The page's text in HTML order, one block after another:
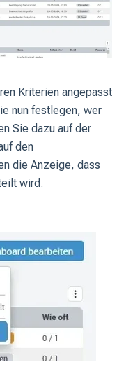
Kriterien angepasst
nun festlegen, wer
Sie dazu auf der
den
die Anzeige, dass
wird.